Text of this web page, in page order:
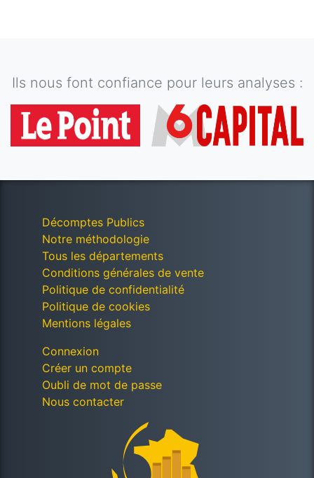
Ils nous font confiance pour leurs analyses :
Décomptes Publics
Notre méthodologie
Tous les départements
Conditions générales de vente
Politique de confidentialité
Politique de cookies
Mentions légales
Connexion
Créer un compte
Oubli de mot de passe
Nous contacter